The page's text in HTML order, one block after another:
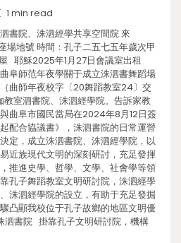
1 min read
書院、洙泗經學共享空間院 來
場地號 時間：孔子二五七五年歲次甲
穌2025年1月27日會議室出租
阜師范年夜學關于成立洙泗書舞蹈場
曲師年夜校字〔20舞蹈教室24〕交
室泗書院、洙泗經學院。告訴家教
曲阜市國民當局在2024年8月12日簽
配合協議書》，洙泗書院的日常運營
定，成立洙泗書院、洙泗經學院，以
近族現代文明的深刻研討，充足發揮
推進史學、哲學、文學、社會學等領
孔子舞蹈教室文明研討院，洙泗經學
洙泗經學院的設立，有助于充足發掘
凸顯我校位于孔子故鄉的地區文明優
書院 掛靠孔子文明研討院，機構